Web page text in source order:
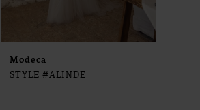
Modeca
STYLE #ALINDE